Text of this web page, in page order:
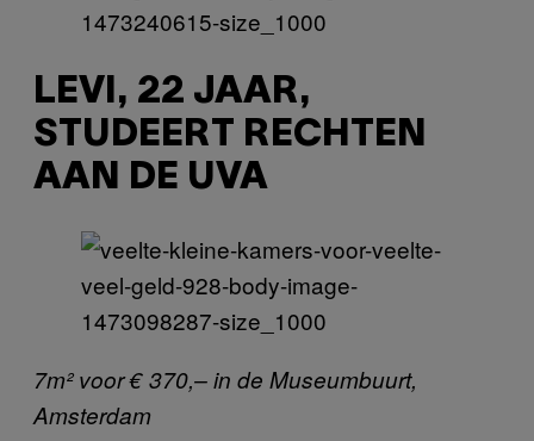
LEVI, 22 JAAR,
STUDEERT RECHTEN
AAN DE UVA
7m² voor € 370,– in de Museumbuurt,
Amsterdam